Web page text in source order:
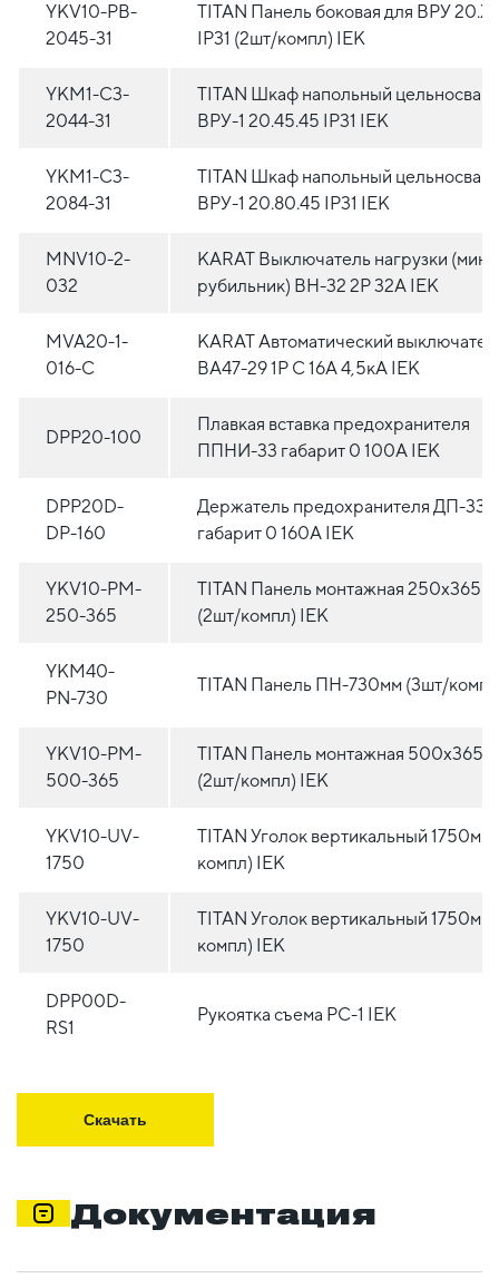
YKV10-PB-
2045-31
TITAN Панель боковая для ВРУ
IP31 (2шт/компл) IEK
YKM1-C3-
2044-31
TITAN Шкаф напольный
ВРУ-1 20.45.45 IP31 IEK
YKM1-C3-
2084-31
TITAN Шкаф напольный
ВРУ-1 20.80.45 IP31 IEK
MNV10-2-
032
KARAT Выключатель нагрузки
рубильник) ВН-32 2P 32А IEK
MVA20-1-
016-C
KARAT Автоматический
ВА47-29 1P C 16А 4,5кА IEK
DPP20-100
Плавкая вставка предохранителя
ППНИ-33 габарит 0 100А IEK
DPP20D-
DP-160
Держатель предохранителя ДП-33
габарит 0 160А IEK
YKV10-PM-
250-365
TITAN Панель монтажная
(2шт/компл) IEK
YKM40-
PN-730
TITAN Панель ПН-730мм (3шт/
YKV10-PM-
500-365
TITAN Панель монтажная
(2шт/компл) IEK
YKV10-UV-
1750
TITAN Уголок вертикальный 1750мм
компл) IEK
YKV10-UV-
1750
TITAN Уголок вертикальный 1750мм
компл) IEK
DPP00D-
RS1
Рукоятка съема РС-1 IEK
Скачать
Документация